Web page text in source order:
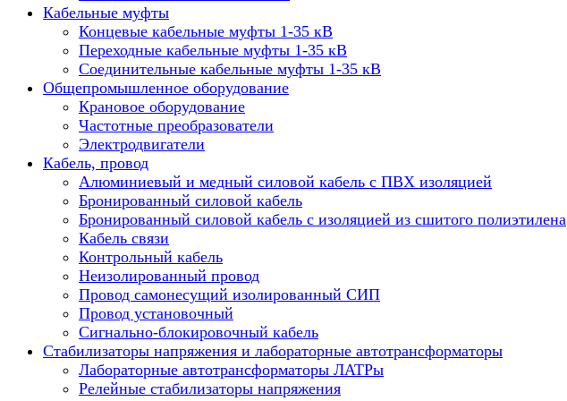
Кабельные муфты
Концевые кабельные муфты 1-35 кВ
Переходные кабельные муфты 1-35 кВ
Соединительные кабельные муфты 1-35 кВ
Общепромышленное оборудование
Крановое оборудование
Частотные преобразователи
Электродвигатели
Кабель, провод
Алюминиевый и медный силовой кабель с ПВХ изоляцией
Бронированный силовой кабель
Бронированный силовой кабель с изоляцией из сшитого полиэтилена
Кабель связи
Контрольный кабель
Неизолированный провод
Провод самонесущий изолированный СИП
Провод установочный
Сигнально-блокировочный кабель
Стабилизаторы напряжения и лабораторные автотрансформаторы
Лабораторные автотрансформаторы ЛАТРы
Релейные стабилизаторы напряжения